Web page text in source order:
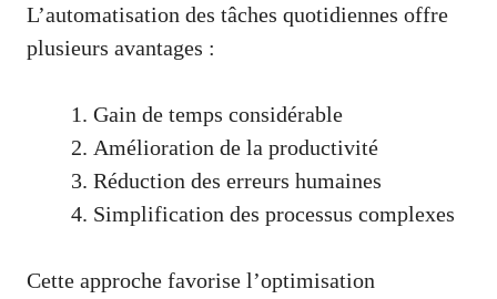
L’automatisation des tâches quotidiennes offre
plusieurs avantages :
Gain de temps considérable
Amélioration de la productivité
Réduction des erreurs humaines
Simplification des processus complexes
Cette approche favorise l’optimisation